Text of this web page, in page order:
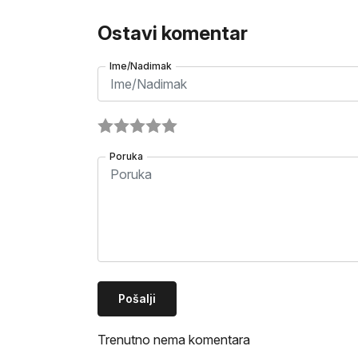
Ostavi komentar
Ime/Nadimak
Poruka
Pošalji
Trenutno nema komentara